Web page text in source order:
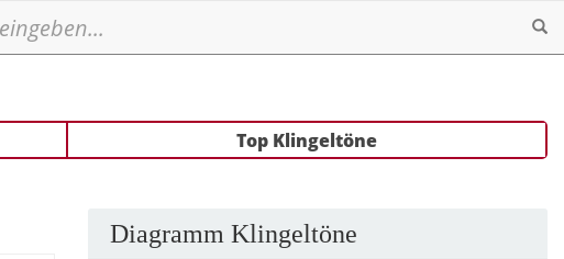
Top Klingeltöne
Diagramm Klingeltöne